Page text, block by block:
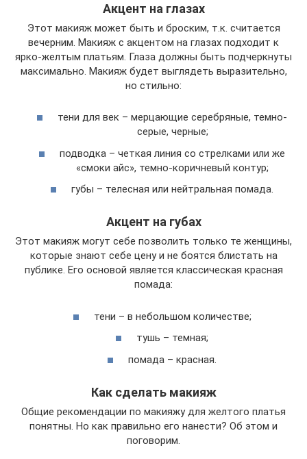
Акцент на глазах
Этот макияж может быть и броским, т.к. считается
вечерним. Макияж с акцентом на глазах подходит к
ярко-желтым платьям. Глаза должны быть подчеркнуты
максимально. Макияж будет выглядеть выразительно,
но стильно:
тени для век – мерцающие серебряные, темно-
серые, черные;
подводка – четкая линия со стрелками или же
«смоки айс», темно-коричневый контур;
губы – телесная или нейтральная помада.
Акцент на губах
Этот макияж могут себе позволить только те женщины,
которые знают себе цену и не боятся блистать на
публике. Его основой является классическая красная
помада:
тени – в небольшом количестве;
тушь – темная;
помада – красная.
Как сделать макияж
Общие рекомендации по макияжу для желтого платья
понятны. Но как правильно его нанести? Об этом и
поговорим.